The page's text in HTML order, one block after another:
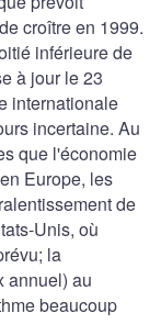
croître en 1999.
inférieure de
à jour le 23
internationale
incertaine. Au
que l'économie
Europe, les
de
Unis, où
la
annuel) au
beaucoup